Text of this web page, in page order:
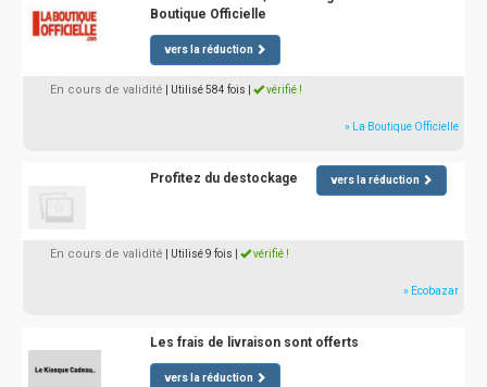
Boutique Officielle
vers la réduction
En cours de validité | Utilisé 584 fois vérifié !
» La Boutique Officielle
Profitez du destockage vers la réduction
En cours de validité | Utilisé 9 fois vérifié !
» Ecobazar
Les frais de livraison sont offerts
vers la réduction